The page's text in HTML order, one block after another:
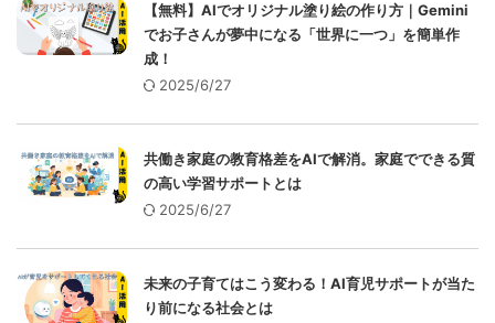
【無料】AIでオリジナル塗り絵の作り方｜Gemini
でお子さんが夢中になる「世界に一つ」を簡単作
成！
2025/6/27
共働き家庭の教育格差をAIで解消。家庭でできる質
の高い学習サポートとは
2025/6/27
未来の子育てはこう変わる！AI育児サポートが当た
り前になる社会とは